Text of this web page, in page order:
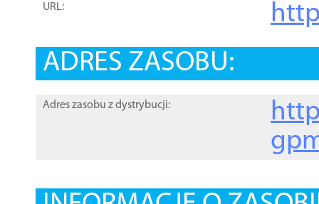
URL:
ADRES ZASOBU:
Adres zasobu z dystrybucji: